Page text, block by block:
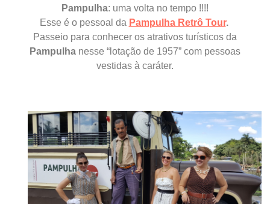
Pampulha: uma volta no tempo !!!!
Esse é o pessoal da Pampulha Retrô Tour.
Passeio para conhecer os atrativos turísticos da
Pampulha nesse “lotação de 1957” com pessoas
vestidas à caráter.